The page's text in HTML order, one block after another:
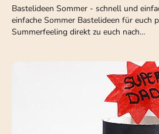
Bastelideen Sommer - schnell und
einfache Sommer Bastelideen für euch
Summerfeeling direkt zu euch nach…